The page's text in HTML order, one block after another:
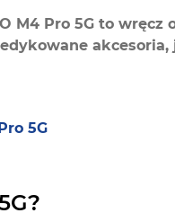
M4 Pro 5G to
5G